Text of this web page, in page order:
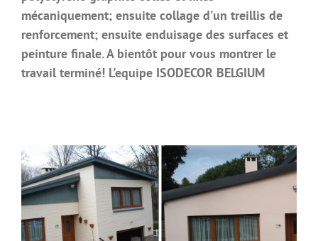
mécaniquement; ensuite collage d'un treillis de
renforcement; ensuite enduisage des surfaces et
peinture finale. A bientôt pour vous montrer le
travail terminé! L'equipe ISODECOR BELGIUM